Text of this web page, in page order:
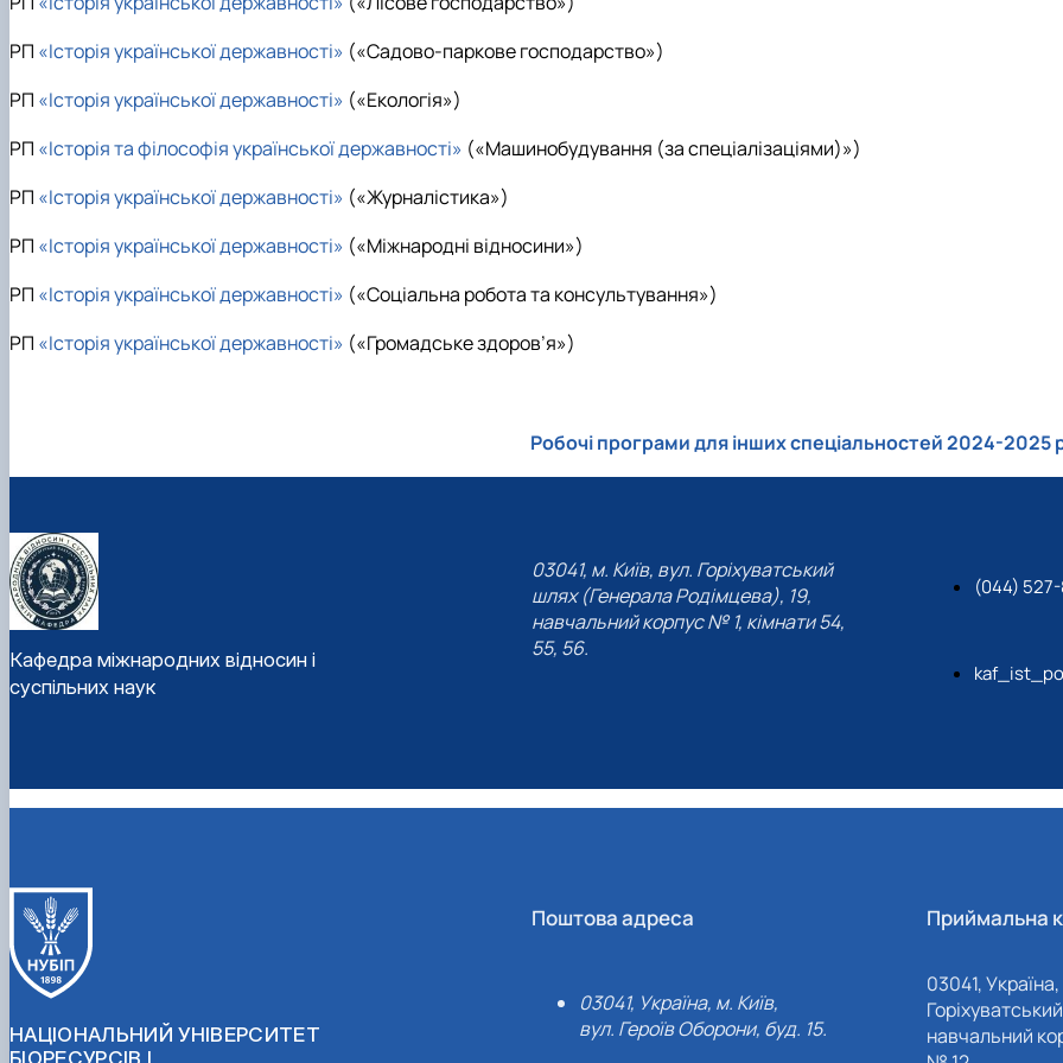
РП «Історія української державності» («Садово-паркове господарство»)
РП «Історія української державності» («Екологія»)
РП «Історія та філософія української державності» («Машинобудування (за спеціалізаціями)»)
РП «Історія української державності» («Журналістика»)
РП «Історія української державності» («Міжнародні відносини»)
РП «Історія української державності» («Соціальна робота та консультування»)
РП «Історія української державності» («Громадське здоров’я»)
Робочі програми для інших спеціальностей 2024-2025
Кафедра міжнародних відносин і
суспільних наук
03041, м. Київ, вул. Горіхуватський
шлях (Генерала Родімцева), 19,
навчальний корпус № 1, кімнати 54,
55, 56.
(044) 527-
НАЦІОНАЛЬНИЙ УНІВЕРСИТЕТ
БІОРЕСУРСІВ І
Поштова адреса
03041, Україна, м. Київ,
вул. Героїв Оборони, буд. 15.
Приймальна
03041,
навчальний